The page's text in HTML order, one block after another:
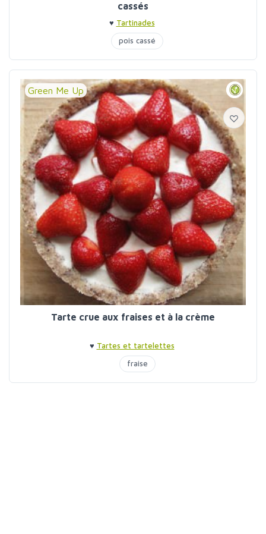
cassés
♥ Tartinades
pois cassé
Green Me Up
Tarte crue aux fraises et à la crème
♥ Tartes et tartelettes
fraise